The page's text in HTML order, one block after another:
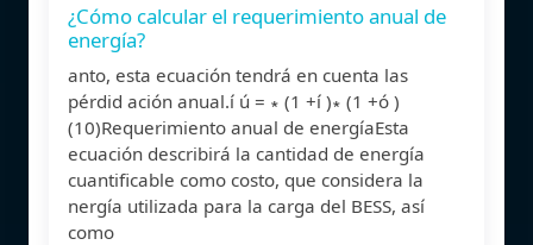
¿Cómo calcular el requerimiento anual de
energía?
anto, esta ecuación tendrá en cuenta las
pérdid ación anual.í ú = ∗ (1 +í )∗ (1 +ó )
(10)Requerimiento anual de energíaEsta
ecuación describirá la cantidad de energía
cuantificable como costo, que considera la
nergía utilizada para la carga del BESS, así
como